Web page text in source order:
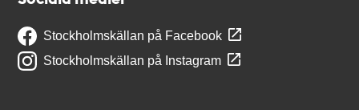
Stockholmskällan på Facebook
Stockholmskällan på Instagram